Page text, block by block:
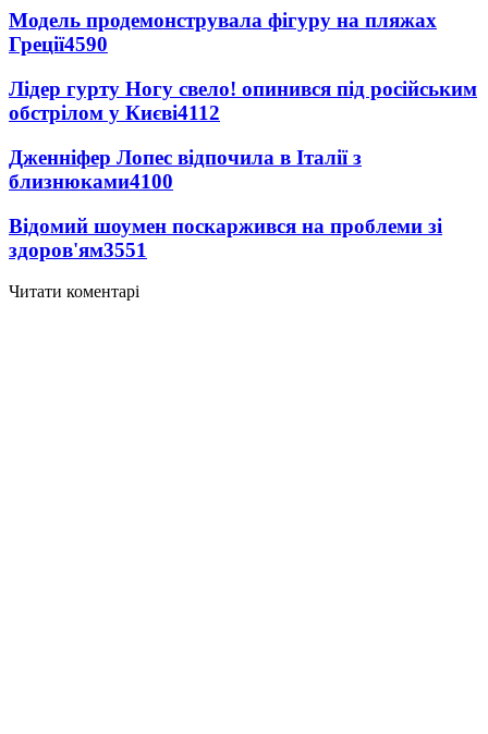
Модель продемонструвала фігуру на пляжах
Греції4590
Лідер гурту Ногу свело! опинився під російським
обстрілом у Києві4112
Дженніфер Лопес відпочила в Італії з
близнюками4100
Відомий шоумен поскаржився на проблеми зі
здоров'ям3551
Читати коментарі